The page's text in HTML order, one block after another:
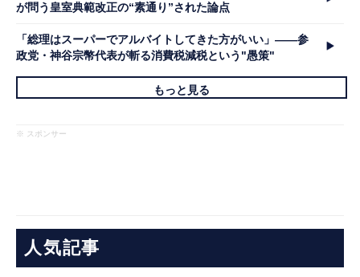
が問う皇室典範改正の“素通り”された論点
「総理はスーパーでアルバイトしてきた方がいい」――参
政党・神谷宗幣代表が斬る消費税減税という"愚策"
もっと見る
※ スポンサー
人気記事